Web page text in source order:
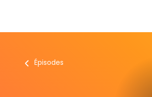
Épisodes